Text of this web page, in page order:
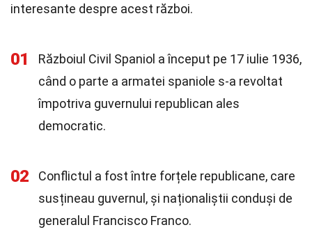
interesante despre acest război.
01
Războiul Civil Spaniol a început pe 17 iulie 1936,
când o parte a armatei spaniole s-a revoltat
împotriva guvernului republican ales
democratic.
02
Conflictul a fost între forțele republicane, care
susțineau guvernul, și naționaliștii conduși de
generalul Francisco Franco.